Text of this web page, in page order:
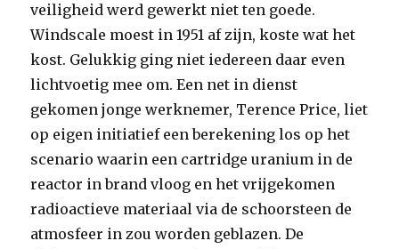
veiligheid werd gewerkt niet ten goede.
Windscale moest in 1951 af zijn, koste wat het
kost. Gelukkig ging niet iedereen daar even
lichtvoetig mee om. Een net in dienst
gekomen jonge werknemer, Terence Price, liet
op eigen initiatief een berekening los op het
scenario waarin een cartridge uranium in de
reactor in brand vloog en het vrijgekomen
radioactieve materiaal via de schoorsteen de
atmosfeer in zou worden geblazen. De